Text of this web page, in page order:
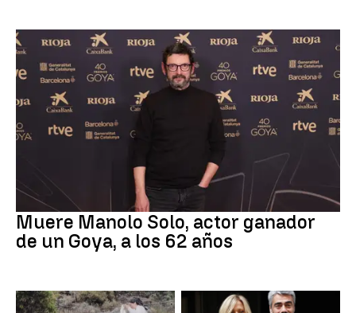
Actor
Muere Manolo Solo, actor ganador
de un Goya, a los 62 años